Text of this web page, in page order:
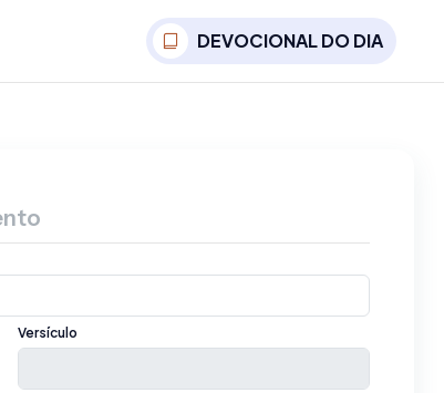
DEVOCIONAL DO DIA
Versículo